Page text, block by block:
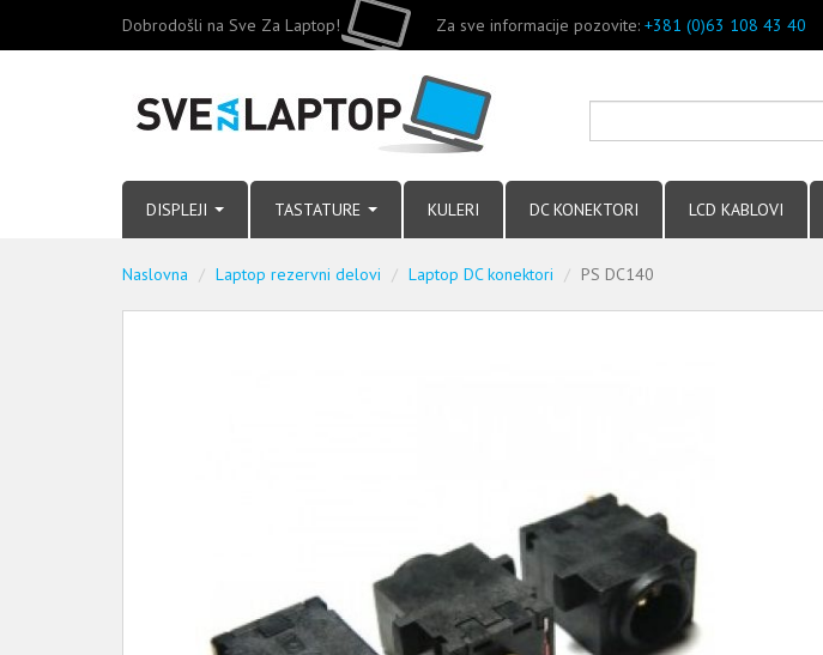
Dobrodošli na Sve Za Laptop! Za sve informacije pozovite: +381 (0)63 108 43 40
DISPLEJI TASTATURE KULERI DC KONEKTORI LCD KABLOVI
Naslovna Laptop rezervni delovi Laptop DC konektori PS DC140